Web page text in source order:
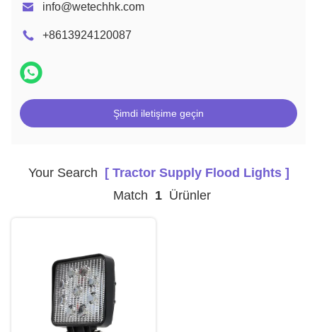
info@wetechhk.com
+8613924120087
Şimdi iletişime geçin
Your Search [ Tractor Supply Flood Lights ]
Match 1 Ürünler